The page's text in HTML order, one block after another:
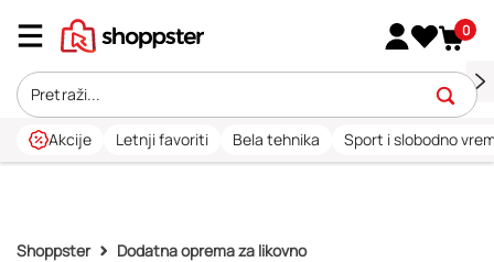
0
Akcije Letnji favoriti Bela tehnika Sport i slobodno
Shoppster Dodatna oprema za likovno